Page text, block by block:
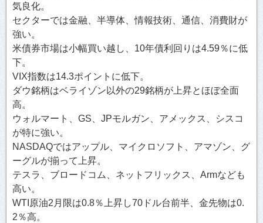
気良化。
セクターでは金融、半導体、情報技術、通信、消費財が
強い。
米債券市場は小幅買い越し、10年債利回りは4.59％に低
下。
VIX指数は14.3ポイントに低下。
ダウ銘柄はベライゾン以外の29銘柄が上昇とほぼ全面
高。
ウォルマート、GS、JPモルガン、アメックス、シスコ
が特に強い。
NASDAQではアップル、マイクロソフト、アマゾン、グ
ーグルが揃って上昇。
テスラ、ブロードコム、ネットフリックス、Armなども
高い。
WTI原油2月限は0.8％上昇し70ドル台前半、金先物は0.
2％高。